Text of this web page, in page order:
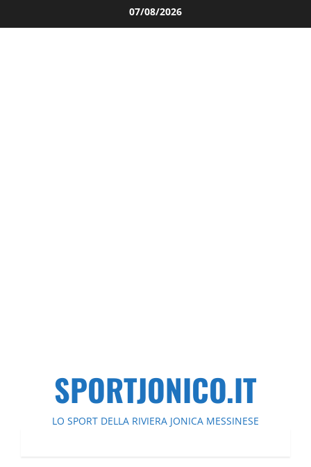
al
07/08/2026
SPORTJONICO.IT
LO SPORT DELLA RIVIERA JONICA MESSINESE